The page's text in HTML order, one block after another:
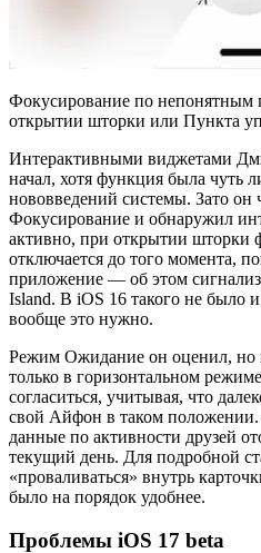
Фокусирование по непонятным
открытии шторки или Пункта
Интерактивными виджетами
начал, хотя функция была чуть
нововведений системы. Зато он
Фокусирование и обнаружил
активно, при открытии шторки
отключается до того момента,
приложение — об этом
Island. В iOS 16 такого не было
вообще это нужно.
Режим Ожидание он оценил, но
только в горизонтальном
согласиться, учитывая, что
свой Айфон в таком
данные по активности друзей
текущий день. Для подробной
«проваливаться» внутрь
было на порядок удобнее.
Проблемы iOS 17 beta